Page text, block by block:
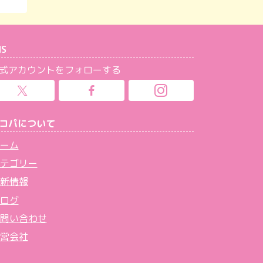
アカウントをフォローする
パについて
ム
ゴリー
情報
グ
い合わせ
会社